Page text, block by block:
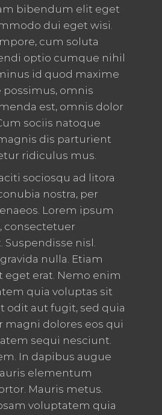
bibendum elit eget
dui eget wisi.
cum soluta
optio cumque nihil
id quod maxime
possimus, omnis
est, omnis dolor
sociis natoque
dis parturient
ridiculus mus.
sociosqu ad litora
nostra, per
Lorem ipsum
consectetuer
Suspendisse nisl.
nulla. Etiam
erat. Nemo enim
quia voluptas sit
odit aut fugit, sed quia
magni dolores eos qui
sequi nesciunt.
In dapibus augue
elementum
Mauris metus.
voluptatem quia